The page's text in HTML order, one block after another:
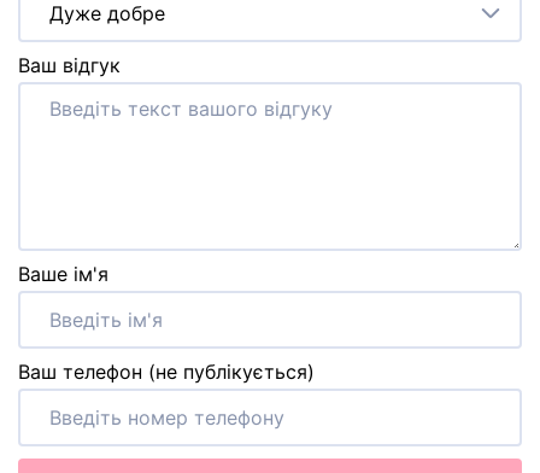
Дуже добре
Ваш відгук
Ваше ім'я
Ваш телефон (не публікується)